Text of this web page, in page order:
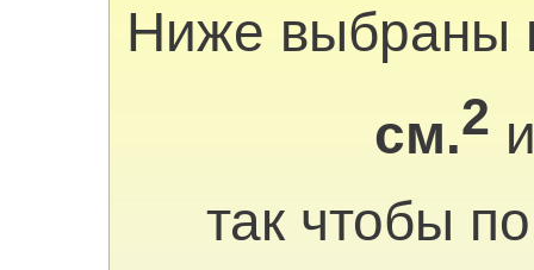
Ниже выбраны
см.2
так чтобы